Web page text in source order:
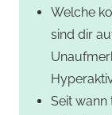
Welche
sind dir
Seit wann